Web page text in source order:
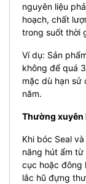
nguyên liệu
hoạch, chất
trong suốt thời
Ví dụ: Sản
không để quá
mặc dù hạn sử
năm.
Thường xuyên
Khi bóc Seal
năng hút ẩm
cục hoặc đông
lắc hũ đựng